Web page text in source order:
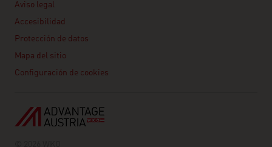
Aviso legal
Accesibilidad
Protección de datos
Mapa del sitio
Configuración de cookies